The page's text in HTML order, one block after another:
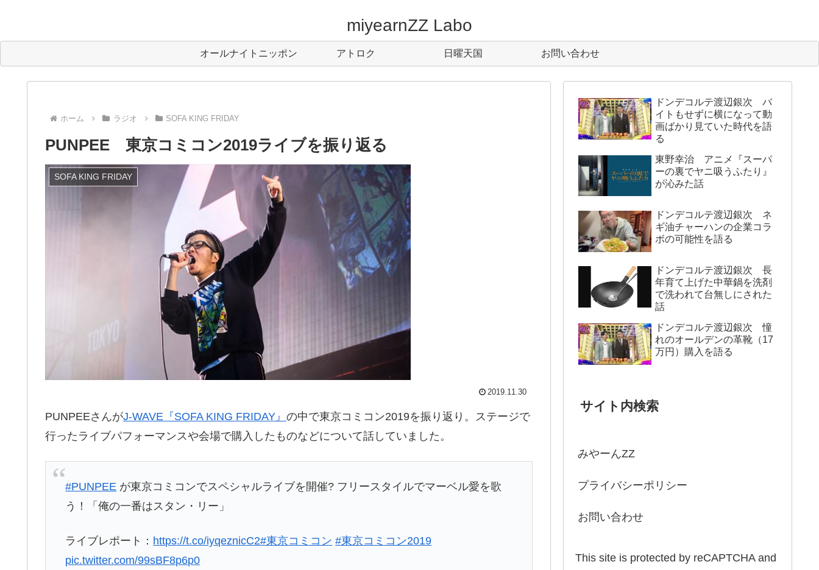
miyearnZZ Labo
オールナイトニッポン アトロク 日曜天国 お問い合わせ
ホーム ラジオ SOFA KING FRIDAY
PUNPEE 東京コミコン2019ライブを振り返る
SOFA KING FRIDAY
2019.11.30
PUNPEEさんがJ-WAVE『SOFA KING FRIDAY』 の中で東京コミコン2019を振り返り。ステージで
行ったライブパフォーマンスや会場で購入したものなどについて話していました。
#PUNPEE が東京コミコンでスペシャルライブを開催? フリースタイルでマーベル愛を歌
う！「俺の一番はスタン・リー」
ライブレポート： https://t.co/iyqeznicC2#東京コミコン #東京コミコン2019
pic.twitter.com/99sBF8p6p0
ドンデコルテ渡辺銀次 バ
イトもせずに横になって動
画ばかり見ていた時代を語
る
東野幸治 アニメ『スーパ
ーの裏でヤニ吸うふたり』
が沁みた話
ドンデコルテ渡辺銀次 ネ
ギ油チャーハンの企業コラ
ボの可能性を語る
ドンデコルテ渡辺銀次 長
年育て上げた中華鍋を洗剤
で洗われて台無しにされた
話
ドンデコルテ渡辺銀次 憧
れのオールデンの革靴（17
万円）購入を語る
サイト内検索
みやーんZZ
プライバシーポリシー
お問い合わせ
This site is protected by reCAPTCHA and